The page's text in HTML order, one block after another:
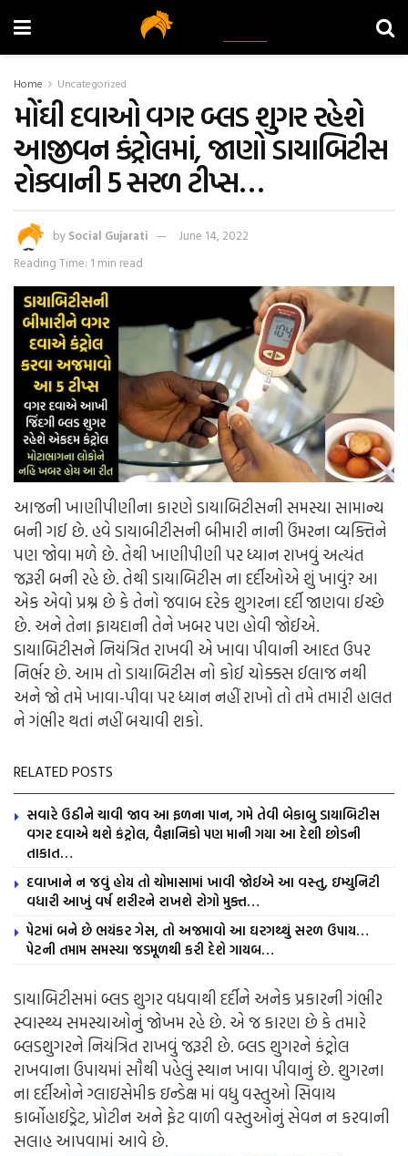
Home Uncategorized
મોંઘી દવાઓ વગર બ્લડ શુગર રહેશે
આજીવન કંટ્રોલમાં, જાણો ડાયાબિટીસ
રોકવાની 5 સરળ ટીપ્સ…
by Social Gujarati
June 14, 2022
Reading Time: 1 min read
આજની ખાણીપીણીના કારણે ડાયાબિટીસની સમસ્યા સામાન્ય
બની ગઈ છે. હવે ડાયાબીટીસની બીમારી નાની ઉંમરના વ્યક્તિને
પણ જોવા મળે છે. તેથી ખાણીપીણી પર ધ્યાન રાખવું અત્યંત
જરૂરી બની રહે છે. તેથી ડાયાબિટીસ ના દર્દીઓએ શું ખાવું? આ
એક એવો પ્રશ્ન છે કે તેનો જવાબ દરેક શુગરના દર્દી જાણવા ઈચ્છે
છે. અને તેના ફાયદાની તેને ખબર પણ હોવી જોઈએ.
ડાયાબિટીસને નિયંત્રિત રાખવી એ ખાવા પીવાની આદત ઉપર
નિર્ભર છે. આમ તો ડાયાબિટીસ નો કોઈ ચોક્કસ ઈલાજ નથી
અને જો તમે ખાવા-પીવા પર ધ્યાન નહીં રાખો તો તમે તમારી હાલત
ને ગંભીર થતાં નહીં બચાવી શકો.
RELATED POSTS
સવારે ઉઠીને ચાવી જાવ આ ફળના પાન, ગમે તેવી બેકાબુ ડાયાબિટીસ
વગર દવાએ થશે કંટ્રોલ, વૈજ્ઞાનિકો પણ માની ગયા આ દેશી છોડની
તાકાત…
દવાખાને ન જવું હોય તો ચોમાસામાં ખાવી જોઈએ આ વસ્તુ, ઇમ્યુનિટી
વધારી આખું વર્ષ શરીરને રાખશે રોગો મુક્ત…
પેટમાં બને છે ભયંકર ગેસ, તો અજમાવો આ ઘરગથ્થું સરળ ઉપાય…
પેટની તમામ સમસ્યા જડમૂળથી કરી દેશે ગાયબ…
ડાયાબિટીસમાં બ્લડ શુગર વધવાથી દર્દીને અનેક પ્રકારની ગંભીર
સ્વાસ્થ્ય સમસ્યાઓનું જોખમ રહે છે. એ જ કારણ છે કે તમારે
બ્લડશુગરને નિયંત્રિત રાખવું જરૂરી છે. બ્લડ શુગરને કંટ્રોલ
રાખવાના ઉપાયમાં સૌથી પહેલું સ્થાન ખાવા પીવાનું છે. શુગરના
ના દર્દીઓને ગ્લાઇસેમીક ઇન્ડેક્ષ માં વધુ વસ્તુઓ સિવાય
કાર્બોહાઈડ્રેટ, પ્રોટીન અને ફેટ વાળી વસ્તુઓનું સેવન ન કરવાની
સલાહ આપવામાં આવે છે.